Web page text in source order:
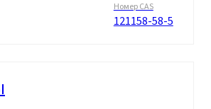
Номер CAS
121158-58-5